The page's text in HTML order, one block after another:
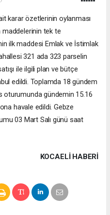
karar özetlerinin oylanması
maddelerinin tek te
ilk maddesi Emlak ve İstimlak
321 ada 323 parselin
ile ilgili plan ve bütçe
edildi. Toplamda 18 gündem
oturumunda gündemin 15.16
havale edildi. Gebze
03 Mart Salı günü saat
KOCAELI HABERİ